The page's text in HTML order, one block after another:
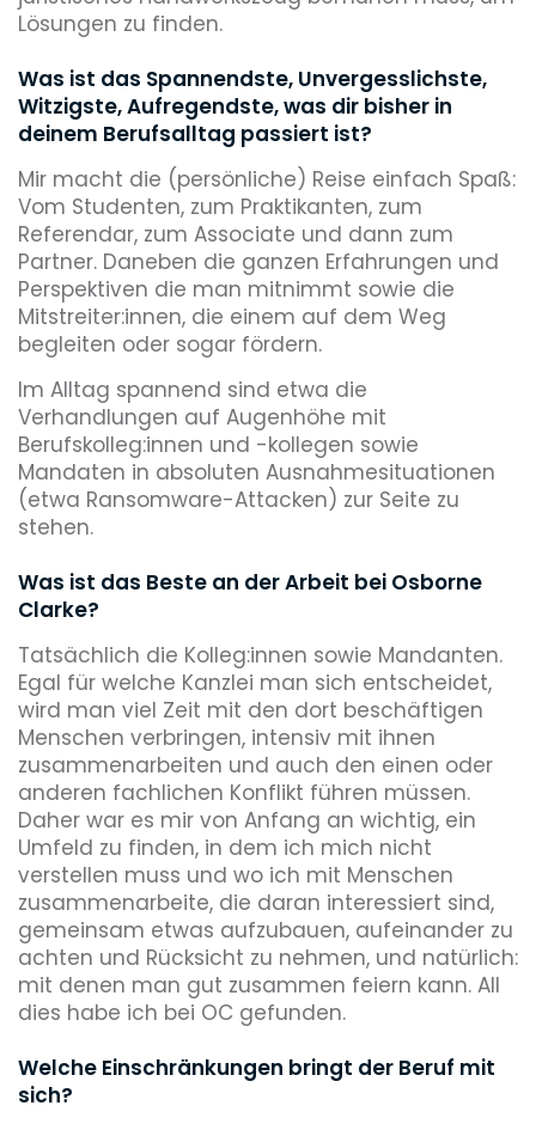
Lösungen zu finden.
Was ist das Spannendste, Unvergesslichste,
Witzigste, Aufregendste, was dir bisher in
deinem Berufsalltag passiert ist?
Mir macht die (persönliche) Reise einfach Spaß:
Vom Studenten, zum Praktikanten, zum
Referendar, zum Associate und dann zum
Partner. Daneben die ganzen Erfahrungen und
Perspektiven die man mitnimmt sowie die
Mitstreiter:innen, die einem auf dem Weg
begleiten oder sogar fördern.
Im Alltag spannend sind etwa die
Verhandlungen auf Augenhöhe mit
Berufskolleg:innen und -kollegen sowie
Mandaten in absoluten Ausnahmesituationen
(etwa Ransomware-Attacken) zur Seite zu
stehen.
Was ist das Beste an der Arbeit bei Osborne
Clarke?
Tatsächlich die Kolleg:innen sowie Mandanten.
Egal für welche Kanzlei man sich entscheidet,
wird man viel Zeit mit den dort beschäftigen
Menschen verbringen, intensiv mit ihnen
zusammenarbeiten und auch den einen oder
anderen fachlichen Konflikt führen müssen.
Daher war es mir von Anfang an wichtig, ein
Umfeld zu finden, in dem ich mich nicht
verstellen muss und wo ich mit Menschen
zusammenarbeite, die daran interessiert sind,
gemeinsam etwas aufzubauen, aufeinander zu
achten und Rücksicht zu nehmen, und natürlich:
mit denen man gut zusammen feiern kann. All
dies habe ich bei OC gefunden.
Welche Einschränkungen bringt der Beruf mit
sich?